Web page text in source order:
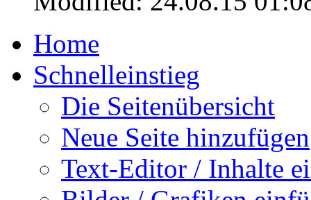
Home
Schnelleinstieg
Die Seitenübersicht
Neue Seite hinzufügen
Text-Editor / Inhalte